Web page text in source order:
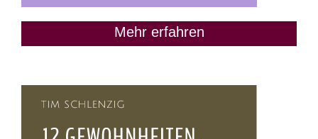
Mehr erfahren